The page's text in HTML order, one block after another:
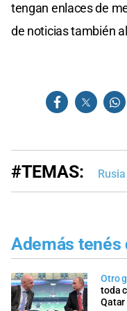
tengan enlaces de
de noticias también
#TEMAS: Rusia
Además tenés
Otro
toda
Qatar